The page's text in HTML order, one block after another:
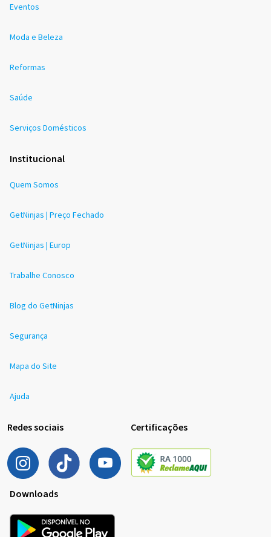
Eventos
Moda e Beleza
Reformas
Saúde
Serviços Domésticos
Institucional
Quem Somos
GetNinjas | Preço Fechado
GetNinjas | Europ
Trabalhe Conosco
Blog do GetNinjas
Segurança
Mapa do Site
Ajuda
Redes sociais Certificações
Downloads